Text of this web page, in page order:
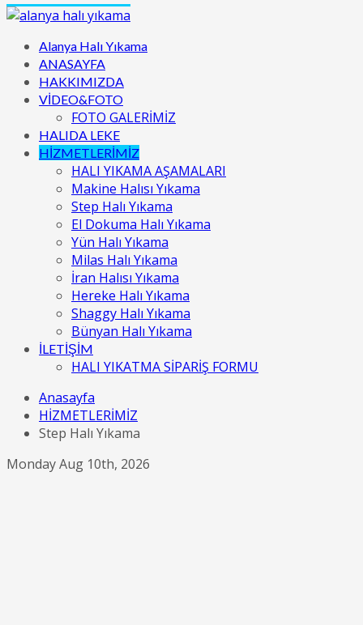
Alanya Halı Yıkama
ANASAYFA
HAKKIMIZDA
VİDEO&FOTO
FOTO GALERİMİZ
HALIDA LEKE
HİZMETLERİMİZ
HALI YIKAMA AŞAMALARI
Makine Halısı Yıkama
Step Halı Yıkama
El Dokuma Halı Yıkama
Yün Halı Yıkama
Milas Halı Yıkama
İran Halısı Yıkama
Hereke Halı Yıkama
Shaggy Halı Yıkama
Bünyan Halı Yıkama
İLETİŞİM
HALI YIKATMA SİPARİŞ FORMU
Anasayfa
HİZMETLERİMİZ
Step Halı Yıkama
Monday Aug 10th, 2026